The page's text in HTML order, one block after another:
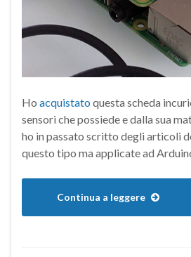
Ho acquistato questa scheda
sensori che possiede e dalla sua
ho in passato scritto degli articoli
questo tipo ma applicate ad
Continua a leggere